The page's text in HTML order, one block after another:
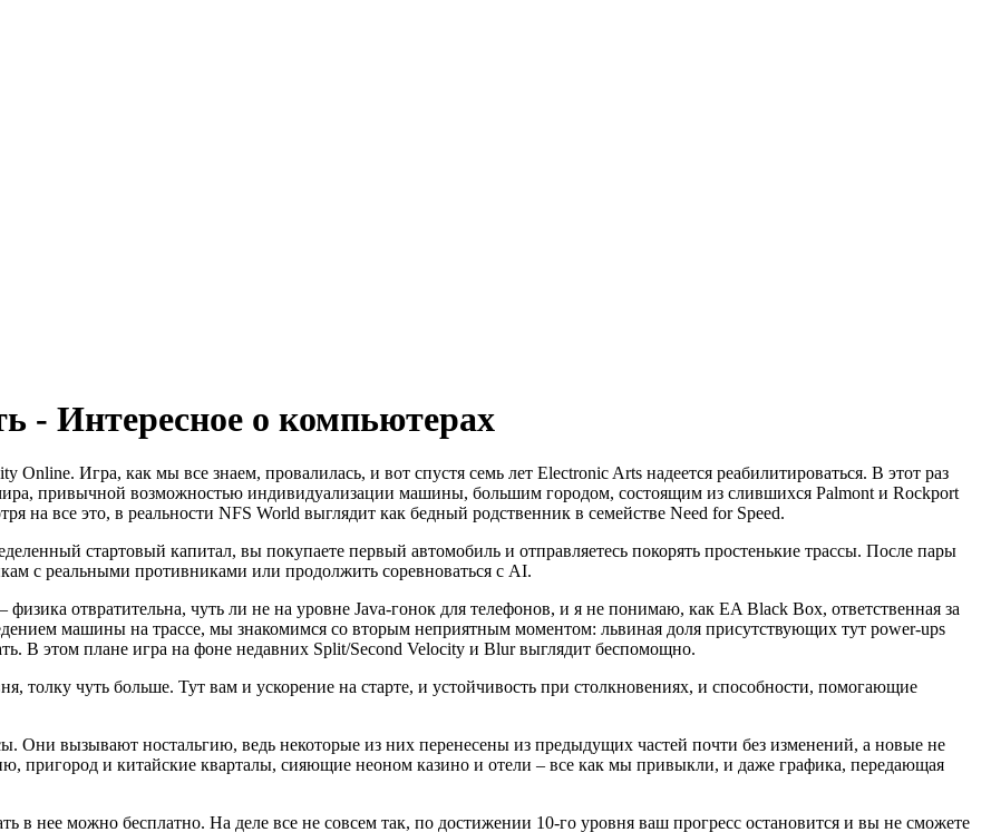
- Интересное о компьютерах
Игра, как мы все знаем, провалилась, и вот спустя семь лет Electronic Arts надеет­ся реабилитироваться. В этот раз
привычной возможностью индивидуализации ма­шины, большим городом, состоящим из слившихся Palmont и Rockport
на все это, в реальности NFS World выглядит как бедный родственник в семействе Need for Speed.
стартовый капитал, вы покупаете первый автомобиль и отправляетесь покорять простенькие трассы. После пары
с реальными противниками или продол­жить соревноваться с AI.
отвратительна, чуть ли не на уровне Java-гонок для телефонов, и я не пони­маю, как EA Black Box, ответственная за
маши­ны на трассе, мы знакомимся со вто­рым неприятным моментом: львиная доля присутствующих тут power-ups
В этом пла­не игра на фоне недавних Split/Second Velocity и Blur выглядит беспомощно.
чуть больше. Тут вам и ускорение на старте, и устойчивость при столкнове­ниях, и способности, помогающие
Они вызы­вают ностальгию, ведь некоторые из них перенесены из предыдущих частей почти без изменений, а новые не
пригород и китайские кварталы, сияющие неоном казино и отели – все как мы привыкли, и даже графика, передающая
в нее можно бесплатно. На деле все не совсем так, по достижении 10-го уров­ня ваш прогресс остановится и вы не сможете